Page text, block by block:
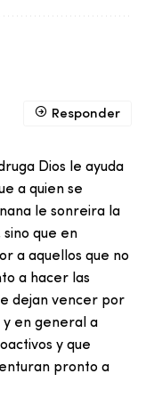
Dios le ayuda
a quien se
le sonreira la
que en
a aquellos que no
a hacer las
dejan vencer por
y en general a
y que
pronto a
Responder